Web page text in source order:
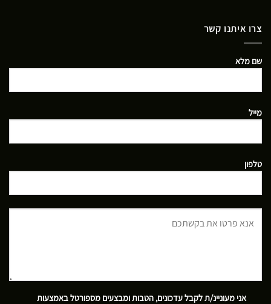
צרו איתנו קשר
שם מלא
מייל
טלפון
אני מעוניינ/ת לקבל עדכונים, הטבות ומבצעים מספורטל באמצעות